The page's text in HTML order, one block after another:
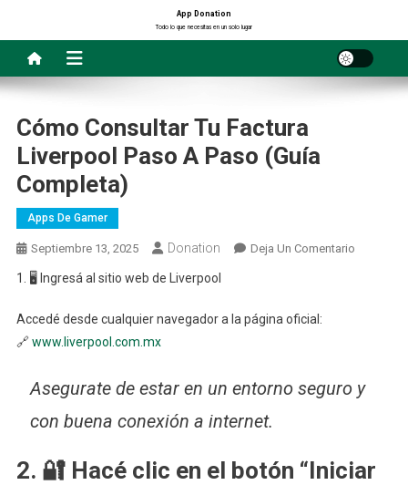
contenido
App Donation
Todo lo que necesitas en un solo lugar
Cómo Consultar Tu Factura
Liverpool Paso A Paso (Guía
Completa)
Apps De Gamer
Septiembre 13, 2025 Donation Deja Un ComentarioEn
A
1. 🖥️ Ingresá al sitio web de Liverpool
Accedé desde cualquier navegador a la página oficial:
🔗www.liverpool.com.mx
Asegurate de estar en un entorno seguro y
con buena conexión a internet.
2. 🔐 Hacé clic en el botón “Iniciar